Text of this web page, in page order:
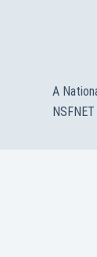
A